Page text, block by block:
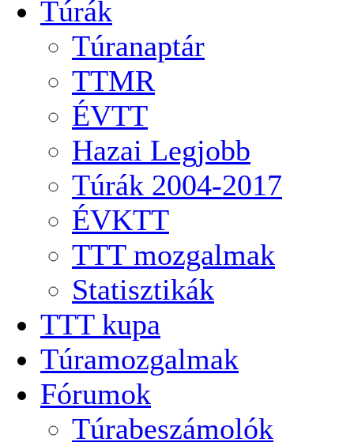
Túrák
Túranaptár
TTMR
ÉVTT
Hazai Legjobb
Túrák 2004-2017
ÉVKTT
TTT mozgalmak
Statisztikák
TTT kupa
Túramozgalmak
Fórumok
Túrabeszámolók